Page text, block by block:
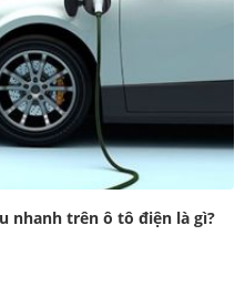
nhanh trên ô tô điện là gì?